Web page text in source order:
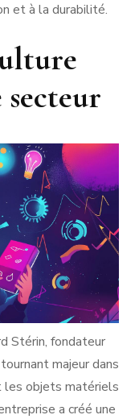
et à la durabilité.
Stérin, fondateur
majeur dans
les objets matériels
a créé une